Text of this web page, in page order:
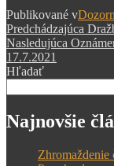
Publikované v
Navigácia
v
článku
Predchádzajúci
príspevok
Predchádzajúca
Nasledujúci
príspevok
Nasledujúca
17.7.2021
Hľadať
Najnovšie